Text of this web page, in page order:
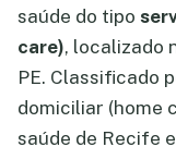
saúde do tipo
care), localizado
PE. Classificado
domiciliar (home
saúde de Recife